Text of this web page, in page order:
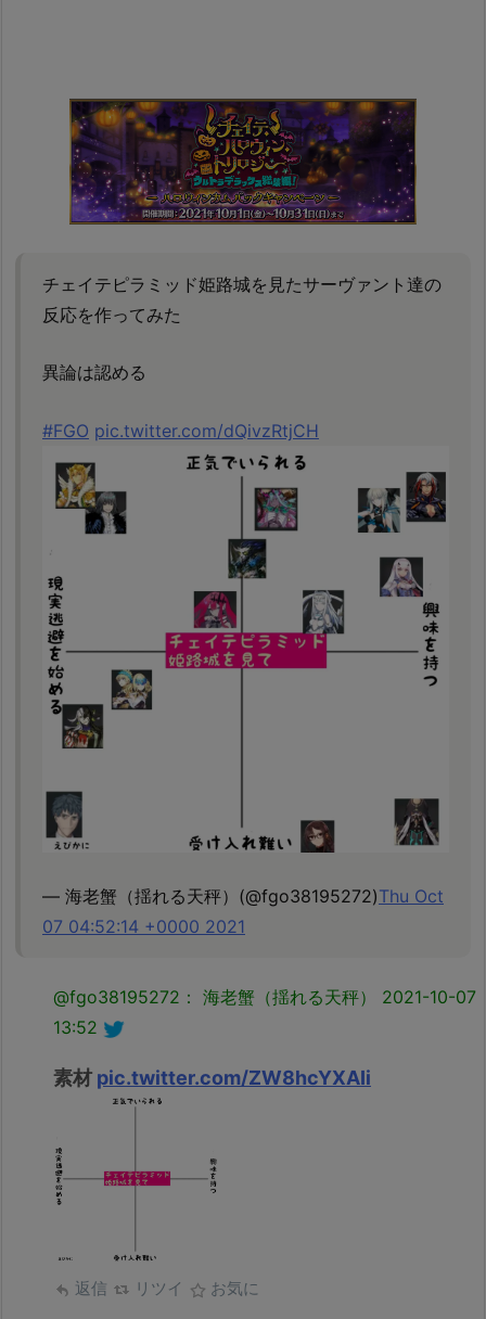
チェイテピラミッド姫路城を見たサーヴァント達の
反応を作ってみた
異論は認める
#FGO pic.twitter.com/dQivzRtjCH
— 海老蟹（揺れる天秤）(@fgo38195272)Thu Oct
07 04:52:14 +0000 2021
@fgo38195272： 海老蟹（揺れる天秤）
2021-10-07
13:52
素材 pic.twitter.com/ZW8hcYXAIi
返信 リツイ お気に